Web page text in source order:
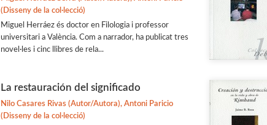
(Disseny de la col·lecció)
Miguel Herráez és doctor en Filologia i professor
universitari a València. Com a narrador, ha publicat tres
novel·les i cinc llibres de rela...
La restauración del significado
Nilo Casares Rivas (Autor/Autora), Antoni Paricio
(Disseny de la col·lecció)